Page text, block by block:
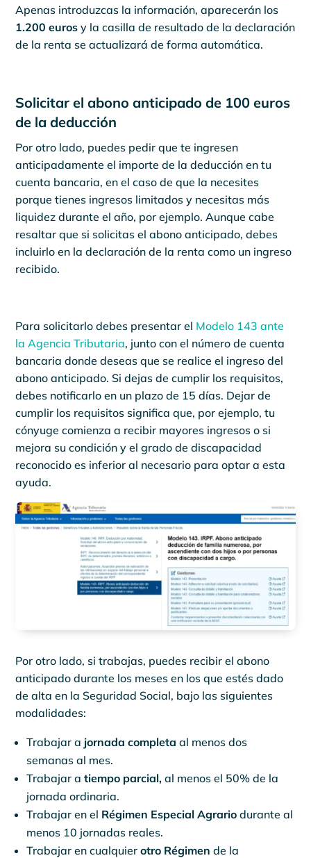
Apenas introduzcas la información, aparecerán los
1.200 euros y la casilla de resultado de la declaración
de la renta se actualizará de forma automática.
Solicitar el abono anticipado de 100 euros
de la deducción
Por otro lado, puedes pedir que te ingresen
anticipadamente el importe de la deducción en tu
cuenta bancaria, en el caso de que la necesites
porque tienes ingresos limitados y necesitas más
liquidez durante el año, por ejemplo. Aunque cabe
resaltar que si solicitas el abono anticipado, debes
incluirlo en la declaración de la renta como un ingreso
recibido.
Para solicitarlo debes presentar el Modelo 143 ante
la Agencia Tributaria, junto con el número de cuenta
bancaria donde deseas que se realice el ingreso del
abono anticipado. Si dejas de cumplir los requisitos,
debes notificarlo en un plazo de 15 días. Dejar de
cumplir los requisitos significa que, por ejemplo, tu
cónyuge comienza a recibir mayores ingresos o si
mejora su condición y el grado de discapacidad
reconocido es inferior al necesario para optar a esta
ayuda.
Por otro lado, si trabajas, puedes recibir el abono
anticipado durante los meses en los que estés dado
de alta en la Seguridad Social, bajo las siguientes
modalidades:
Trabajar a jornada completa al menos dos
semanas al mes.
Trabajar atiempo parcial, al menos el 50% de la
jornada ordinaria.
Trabajar en el Régimen Especial Agrario durante al
menos 10 jornadas reales.
Trabajar en cualquier otro Régimen de la